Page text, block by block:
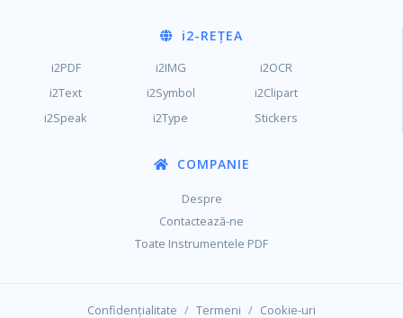
i2-REȚEA
i2PDF i2IMG
i2OCR
i2Text
i2Symbol
i2Clipart
i2Speak
i2Type Stickers
COMPANIE
Despre
Contactează-ne
Toate Instrumentele PDF
Confidențialitate / Termeni / Cookie-uri